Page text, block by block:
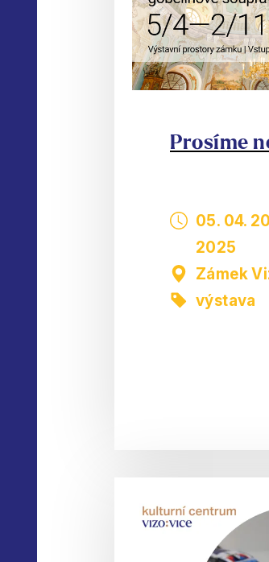
Prosíme
05. 04.
2025
Zámek
výstava